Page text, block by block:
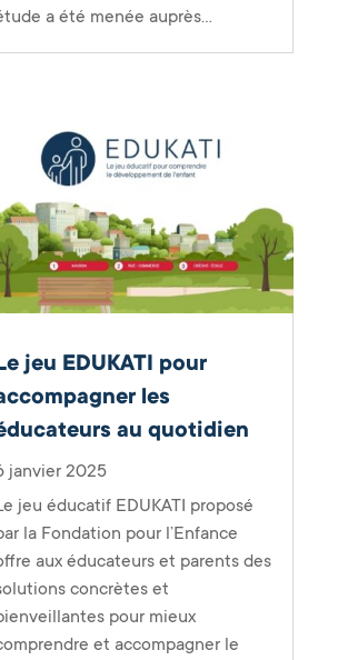
a été menée auprès...
jeu EDUKATI pour
les
au quotidien
janvier 2025
jeu éducatif EDUKATI proposé
la Fondation pour l’Enfance
aux éducateurs et parents des
concrètes et
pour mieux
et accompagner le